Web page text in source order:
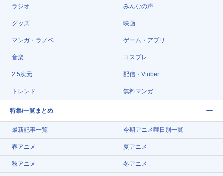
ラジオ みんなの声
グッズ 映画
マンガ・ラノベ ゲーム・アプリ
音楽 コスプレ
2.5次元 配信・Vtuber
トレンド 無料マンガ
特集/一覧まとめ
最新記事一覧 今期アニメ曜日別一覧
春アニメ 夏アニメ
秋アニメ 冬アニメ